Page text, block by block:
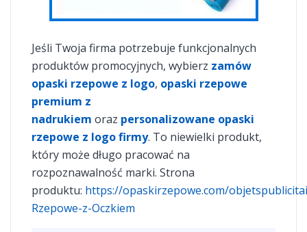
Jeśli Twoja firma potrzebuje funkcjonalnych
produktów promocyjnych, wybierz zamów
opaski rzepowe z logo, opaski rzepowe
premium z
nadrukiem oraz personalizowane opaski
rzepowe z logo firmy. To niewielki produkt,
który może długo pracować na
rozpoznawalność marki. Strona
produktu: https://opaskirzepowe.com/
Rzepowe-z-Oczkiem